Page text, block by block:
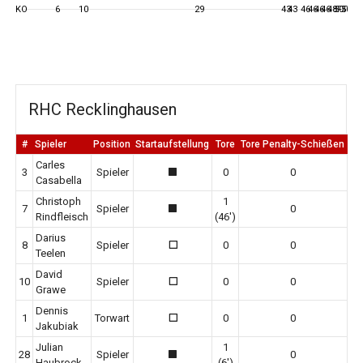
KO 6 10 29 4343 4646464648505050
FT
RHC Recklinghausen
# Spieler Position Startaufstellung Tore Tore Penalty-Schießen
3
Carles
Casabella
Spieler 1 0 0
7
Christoph
Rindfleisch
Spieler 1
1
(46')
0
8
Darius
Teelen
Spieler 0 0 0
10
David
Grawe
Spieler 0 0 0
1
Dennis
Jakubiak
Torwart 0 0 0
28
Julian
Spieler 1
1
0